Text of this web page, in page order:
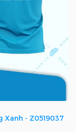
Xanh - Z0519037